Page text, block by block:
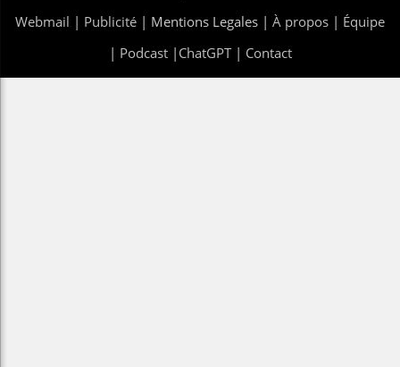
Webmail | Publicité | Mentions Legales | À propos | Équipe
| Podcast| ChatGPT| Contact